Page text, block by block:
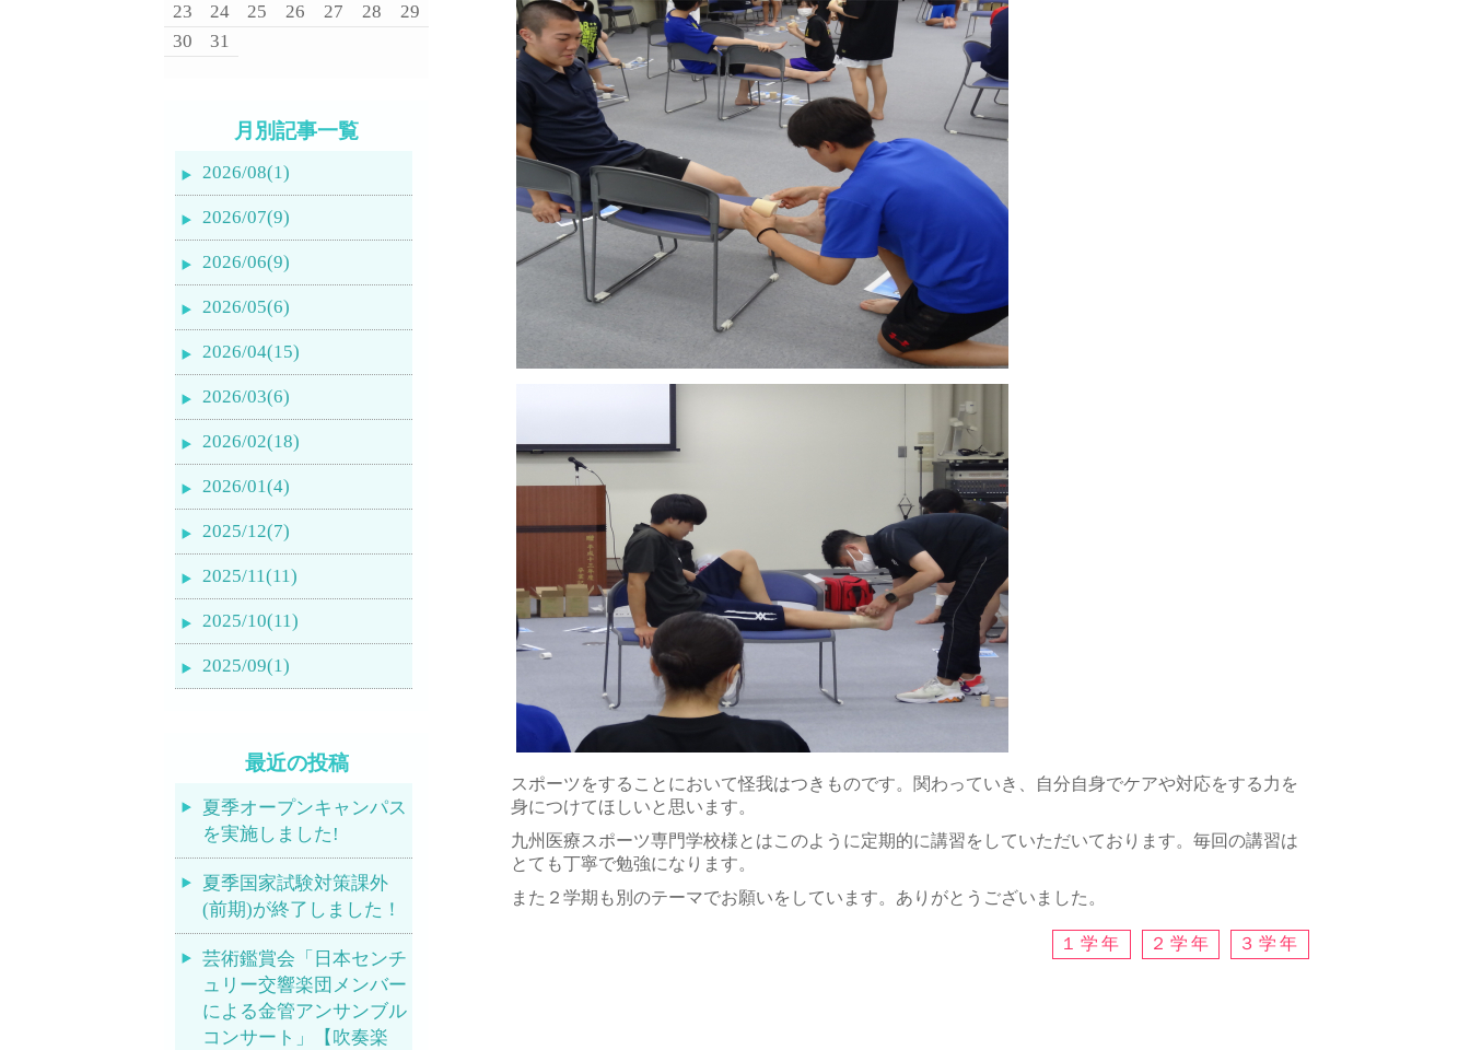
スポーツをすることにおいて怪我はつきものです。関わっていき、自分自身でケアや対応をする力を
身につけてほしいと思います。
九州医療スポーツ専門学校様とはこのように定期的に講習をしていただいております。毎回の講習は
とても丁寧で勉強になります。
また２学期も別のテーマでお願いをしています。ありがとうございました。
１学年 ２学年 ３学年
23
24 25 26 27 28
29
30
31
月別記事一覧
2026/08(1)
2026/07(9)
2026/06(9)
2026/05(6)
2026/04(15)
2026/03(6)
2026/02(18)
2026/01(4)
2025/12(7)
2025/11(11)
2025/10(11)
2025/09(1)
最近の投稿
夏季オープンキャンパス
を実施しました!
夏季国家試験対策課外
(前期)が終了しました！
芸術鑑賞会「日本センチ
ュリー交響楽団メンバー
による金管アンサンブル
コンサート」【吹奏楽